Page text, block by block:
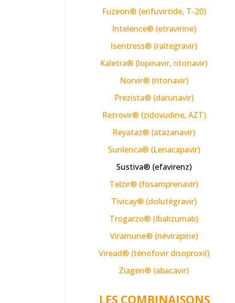
Fuzeon® (enfuvirtide, T-20)
Intelence® (etravirine)
Isentress® (raltegravir)
Kaletra® (lopinavir, ritonavir)
Norvir® (ritonavir)
Prezista® (darunavir)
Retrovir® (zidovudine, AZT)
Reyataz® (atazanavir)
Sunlenca® (Lenacapavir)
Sustiva® (efavirenz)
Telzir® (fosamprenavir)
Tivicay® (dolutégravir)
Trogarzo® (Ibalizumab)
Viramune® (névirapine)
Viread® (ténofovir disoproxil)
Ziagen® (abacavir)
LES COMBINAISONS